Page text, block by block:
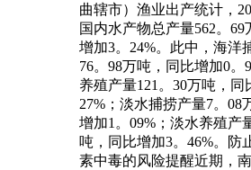
曲辖市）渔业出产统计，
国内水产物总产量562。69
增加3。24%。此中，海洋
76。98万吨，同比增加0。
养殖产量121。30万吨，同
27%；淡水捕捞产量7。08
增加1。09%；淡水养殖产
吨，同比增加3。46%。防
素中毒的风险提醒近期，